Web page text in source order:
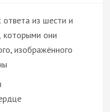
из шести и
они
изображённого